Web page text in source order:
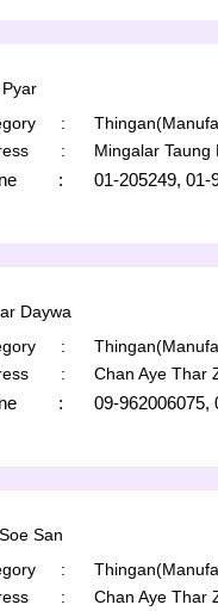
:
: Mingalar Taung
: 01-205249, 01-
Daywa
:
: Chan Aye Thar
: 09-962006075,
San
:
: Chan Aye Thar